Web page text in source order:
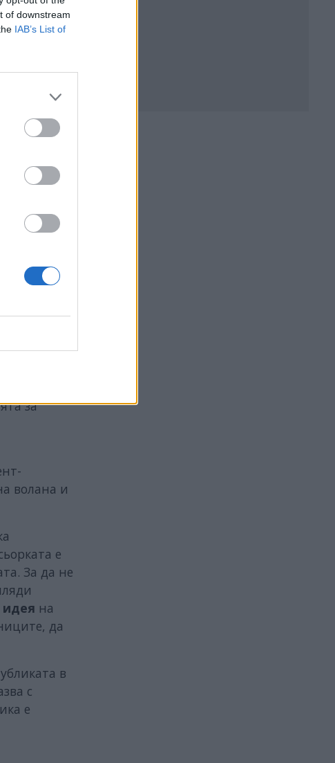
of downstream
IAB’s List of
с
за
волана и
е
За да не
идея на
да
в
с
е